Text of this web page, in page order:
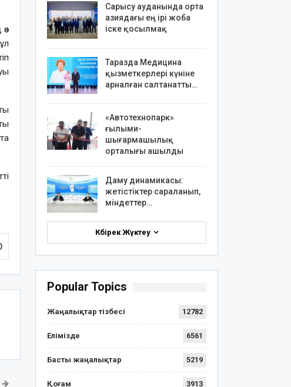
Сарысу ауданында орта
азиядағы ең ірі жоба
іске қосылмақ
Таразда Медицина
қызметкерлері күніне
арналған салтанатты…
«Автотехнопарк»
ғылыми-
шығармашылық
орталығы ашылды
Даму динамикасы:
жетістіктер сараланып,
міндеттер…
Көбірек Жүктеу
Popular Topics
Жаңалықтар тізбесі 12782
Елімізде 6561
Басты жаңалықтар 5219
Қоғам 3913